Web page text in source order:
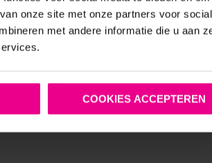
onze site met onze partners voor social
met andere informatie die u aan
COOKIES ACCEPTEREN
Vanaf